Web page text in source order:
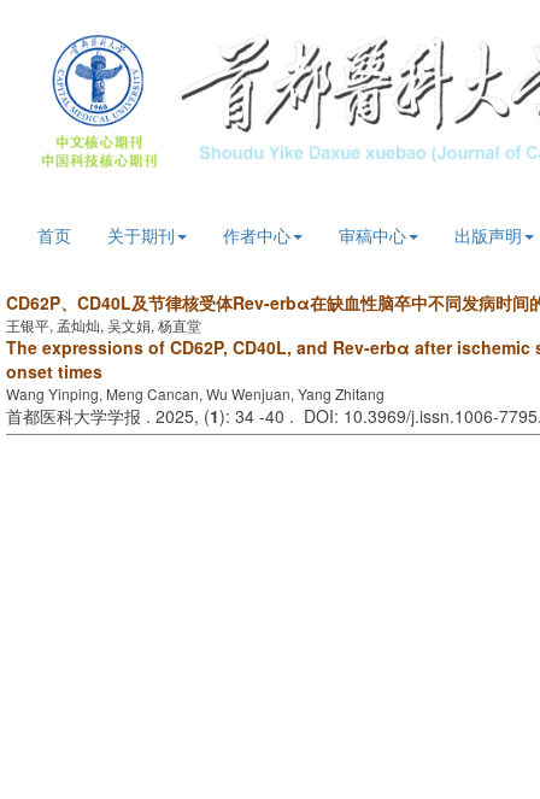
首页 关于期刊 作者中心 审稿中心 出版声明
CD62P、CD40L及节律核受体Rev-erbα在缺血性脑卒中不同发病时间
王银平, 孟灿灿, 吴文娟, 杨直堂
The expressions of CD62P, CD40L, and Rev-erbα after
onset times
Wang Yinping, Meng Cancan, Wu Wenjuan, Yang Zhitang
首都医科大学学报 . 2025, (1): 34 -40 . DOI: 10.3969/j.issn.1006-